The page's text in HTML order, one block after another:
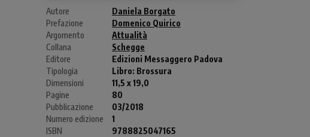
Autore
Daniela Borgato
Prefazione
Domenico Quirico
Argomento
Attualità
Collana
Schegge
Editore
Edizioni Messaggero Padova
Tipologia
Libro: Brossura
Dimensioni
11,5 x 19,0
Pagine
80
Pubblicazione
03/2018
Numero edizione
1
ISBN
9788825047165